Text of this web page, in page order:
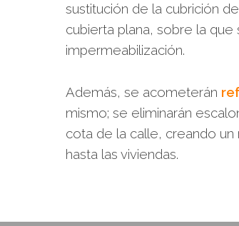
sustitución de la cubrición
cubierta plana, sobre la
impermeabilización.
Además, se acometerán
mismo; se eliminarán
cota de la calle, creando
hasta las viviendas.